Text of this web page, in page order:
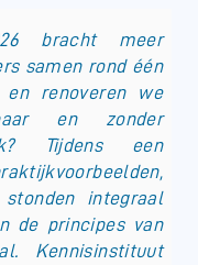
bracht meer
samen rond één
renoveren we
en zonder
Tijdens een
integraal
de principes van
Kennisinstituut